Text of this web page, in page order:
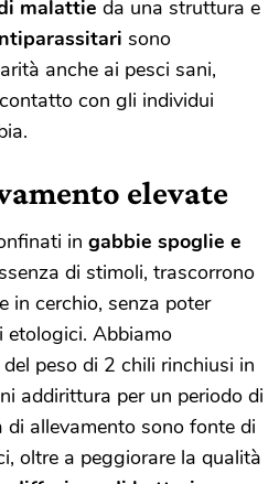
malattie da una struttura e
sono
anche ai pesci sani,
con gli individui
elevate
in gabbie spoglie e
di stimoli, trascorrono
in cerchio, senza poter
etologici. Abbiamo
peso di 2 chili rinchiusi in
addirittura per un periodo di
di allevamento sono fonte di
oltre a peggiorare la qualità